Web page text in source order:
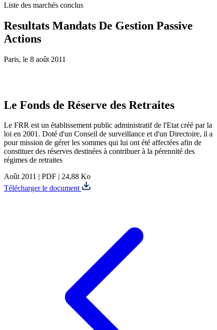
Liste des marchés conclus
Resultats Mandats De Gestion Passive
Actions
Paris, le 8 août 2011
Le Fonds de Réserve des Retraites
Le FRR est un établissement public administratif de l'Etat créé par la
loi en 2001. Doté d'un Conseil de surveillance et d'un Directoire, il a
pour mission de gérer les sommes qui lui ont été affectées afin de
constituer des réserves destinées à contribuer à la pérennité des
régimes de retraites
Août 2011 | PDF | 24,88 Ko
Télécharger le document